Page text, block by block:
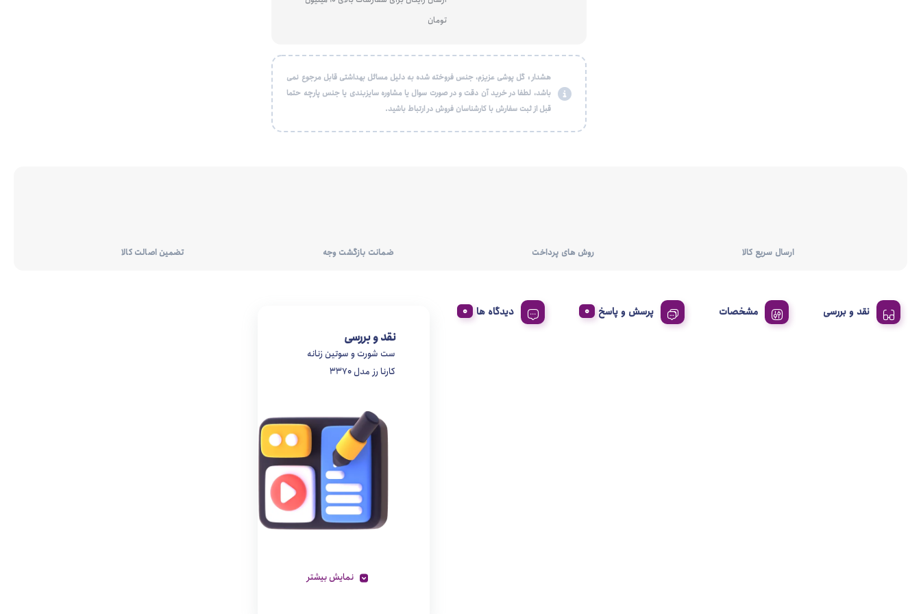
تومان
هشدار : گل پوشی عزیزم، جنس فروخته شده به دلیل مسائل بهداشتی قابل مرجوع نمی
باشد، لطفا در خرید آن دقت و در صورت سوال یا مشاوره سایزبندی یا جنس پارچه حتما
قبل از ثبت سفارش با کارشناسان فروش در ارتباط باشید.
ارسال سریع کالا روش های پرداخت ضمانت بازگشت وجه تضمین اصالت کالا
نقد و بررسی مشخصات پرسش و پاسخ دیدگاه ها
نقد و بررسی
ست شورت و سوتین زنانه
کارنا رز مدل 3370
نمایش بیشتر